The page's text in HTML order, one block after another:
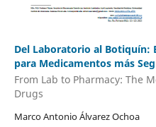
Del Laboratorio al Botiquín:
para Medicamentos más
From Lab to Pharmacy: The
Drugs
Marco Antonio Álvarez Ochoa